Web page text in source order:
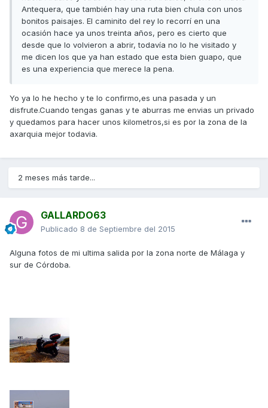
Antequera, que también hay una ruta bien chula con unos
bonitos paisajes. El caminito del rey lo recorrí en una
ocasión hace ya unos treinta años, pero es cierto que
desde que lo volvieron a abrir, todavía no lo he visitado y
me dicen los que ya han estado que esta bien guapo, que
es una experiencia que merece la pena.
Yo ya lo he hecho y te lo confirmo,es una pasada y un
disfrute.Cuando tengas ganas y te aburras me envias un privado
y quedamos para hacer unos kilometros,si es por la zona de la
axarquia mejor todavia.
2 meses más tarde...
GALLARDO63
Publicado 8 de Septiembre del 2015
Alguna fotos de mi ultima salida por la zona norte de Málaga y
sur de Córdoba.